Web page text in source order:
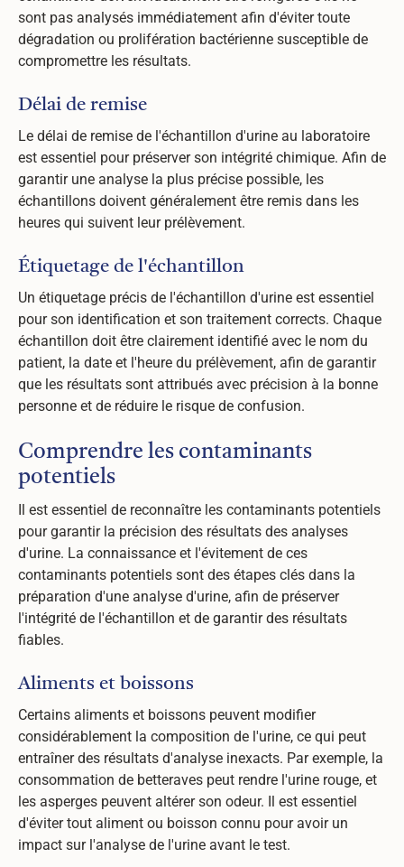
sont pas analysés immédiatement afin d'éviter toute
dégradation ou prolifération bactérienne susceptible de
compromettre les résultats.
Délai de remise
Le délai de remise de l'échantillon d'urine au laboratoire
est essentiel pour préserver son intégrité chimique. Afin de
garantir une analyse la plus précise possible, les
échantillons doivent généralement être remis dans les
heures qui suivent leur prélèvement.
Étiquetage de l'échantillon
Un étiquetage précis de l'échantillon d'urine est essentiel
pour son identification et son traitement corrects. Chaque
échantillon doit être clairement identifié avec le nom du
patient, la date et l'heure du prélèvement, afin de garantir
que les résultats sont attribués avec précision à la bonne
personne et de réduire le risque de confusion.
Comprendre les contaminants
potentiels
Il est essentiel de reconnaître les contaminants potentiels
pour garantir la précision des résultats des analyses
d'urine. La connaissance et l'évitement de ces
contaminants potentiels sont des étapes clés dans la
préparation d'une analyse d'urine, afin de préserver
l'intégrité de l'échantillon et de garantir des résultats
fiables.
Aliments et boissons
Certains aliments et boissons peuvent modifier
considérablement la composition de l'urine, ce qui peut
entraîner des résultats d'analyse inexacts. Par exemple, la
consommation de betteraves peut rendre l'urine rouge, et
les asperges peuvent altérer son odeur. Il est essentiel
d'éviter tout aliment ou boisson connu pour avoir un
impact sur l'analyse de l'urine avant le test.